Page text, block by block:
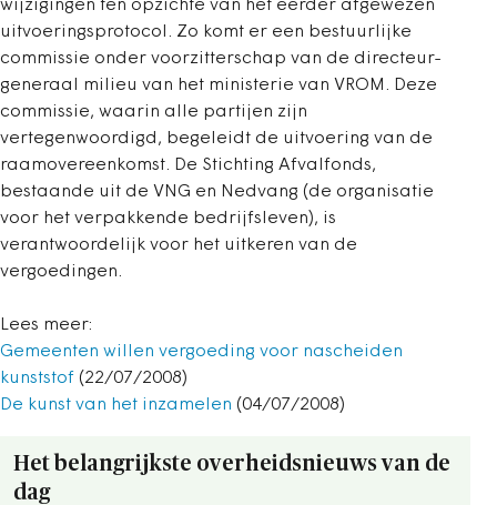
wijzigingen ten opzichte van het eerder afgewezen
uitvoeringsprotocol. Zo komt er een bestuurlijke
commissie onder voorzitterschap van de directeur-
generaal milieu van het ministerie van VROM. Deze
commissie, waarin alle partijen zijn
vertegenwoordigd, begeleidt de uitvoering van de
raamovereenkomst. De Stichting Afvalfonds,
bestaande uit de VNG en Nedvang (de organisatie
voor het verpakkende bedrijfsleven), is
verantwoordelijk voor het uitkeren van de
vergoedingen.
Lees meer:
Gemeenten willen vergoeding voor nascheiden
kunststof (22/07/2008)
De kunst van het inzamelen (04/07/2008)
Het belangrijkste overheidsnieuws van de
dag